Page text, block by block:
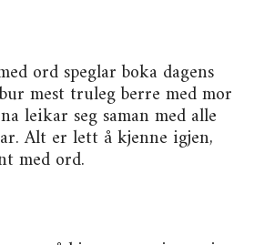
ord speglar boka dagens
mest truleg berre med mor
leikar seg saman med alle
Alt er lett å kjenne igjen,
med ord.